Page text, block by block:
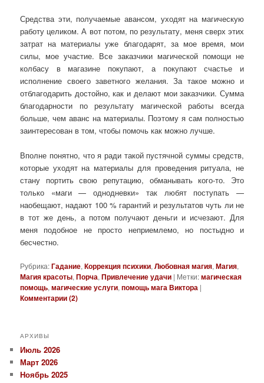
Средства эти, получаемые авансом, уходят на магическую
работу целиком. А вот потом, по результату, меня сверх этих
затрат на материалы уже благодарят, за мое время, мои
силы, мое участие. Все заказчики магической помощи не
колбасу в магазине покупают, а покупают счастье и
исполнение своего заветного желания. За такое можно и
отблагодарить достойно, как и делают мои заказчики. Сумма
благодарности по результату магической работы всегда
больше, чем аванс на материалы. Поэтому я сам полностью
заинтересован в том, чтобы помочь как можно лучше.
Вполне понятно, что я ради такой пустячной суммы средств,
которые уходят на материалы для проведения ритуала, не
стану портить свою репутацию, обманывать кого-то. Это
только «маги — однодневки» так любят поступать —
наобещают, надают 100 % гарантий и результатов чуть ли не
в тот же день, а потом получают деньги и исчезают. Для
меня подобное не просто неприемлемо, но постыдно и
бесчестно.
Рубрика:Гадание,Коррекция психики,Любовная магия,Магия,
Магия красоты,Порча,Привлечение удачи | Метки:магическая
помощь,магические услуги,помощь мага Виктора |
Комментарии (2)
АРХИВЫ
Июль 2026
Март 2026
Ноябрь 2025